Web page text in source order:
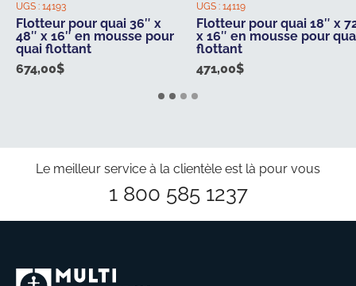
UGS : 14193
Flotteur pour quai 36″ x
48″ x 16″ en mousse pour
quai flottant
674,00$
UGS : 14119
Flotteur pour quai 18″ x
x 16″ en mousse pour
flottant
471,00$
Le meilleur service à la clientèle est là pour vous
1 800 585 1237